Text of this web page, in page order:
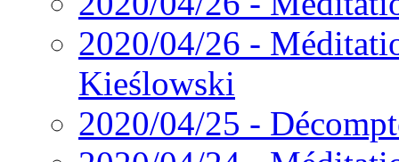
2020/04/26 -
Kieślowski
2020/04/25 -